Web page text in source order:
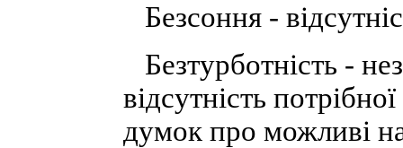
Безсоння -
Безтурботність -
відсутність
думок про можливі